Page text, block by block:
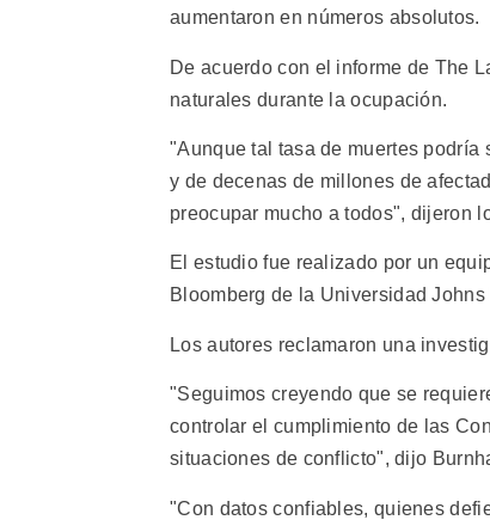
aumentaron en números absolutos.
De acuerdo con el informe de The
naturales durante la ocupación.
"Aunque tal tasa de muertes
y de decenas de millones de
preocupar mucho a todos", dijeron
El estudio fue realizado por un
Bloomberg de la Universidad
Los autores reclamaron una
"Seguimos creyendo que se
controlar el cumplimiento de las
situaciones de conflicto", dijo
"Con datos confiables, quienes